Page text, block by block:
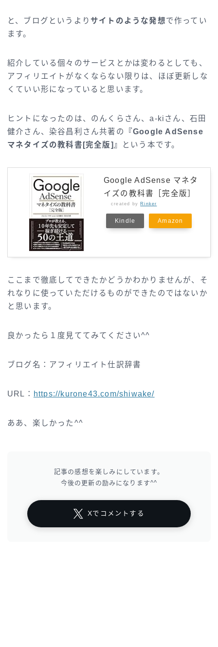
と、ブログというより サイトのような発想で作ってい
ます。
紹介している個々のサービスとかは変わるとしても、
アフィリエイトがなくならない限りは、ほぼ更新しな
くていい形になっていると思います。
ヒントになったのは、のんくらさん、a-kiさん、石田
健介さん、染谷昌利さん共著の
『Google AdSense
マネタイズの教科書[完全版]』
という本です。
Google AdSense マネタ
イズの教科書［完全版］
created by Rinker
Kindle Amazon
ここまで徹底してできたかどうかわかりませんが、そ
れなりに使っていただけるものができたのではないか
と思います。
良かったら１度見ててみてください^^
ブログ名：アフィリエイト仕訳辞書
URL： https://kurone43.com/shiwake/
ああ、楽しかった^^
記事の感想を楽しみにしています。
今後の更新の励みになります^^
Xでコメントする